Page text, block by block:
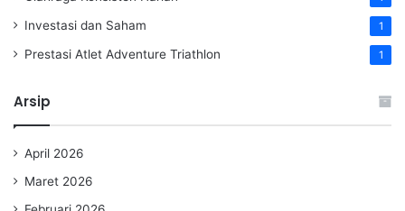
Investasi dan Saham 1
Prestasi Atlet Adventure Triathlon 1
Arsip
April 2026
Maret 2026